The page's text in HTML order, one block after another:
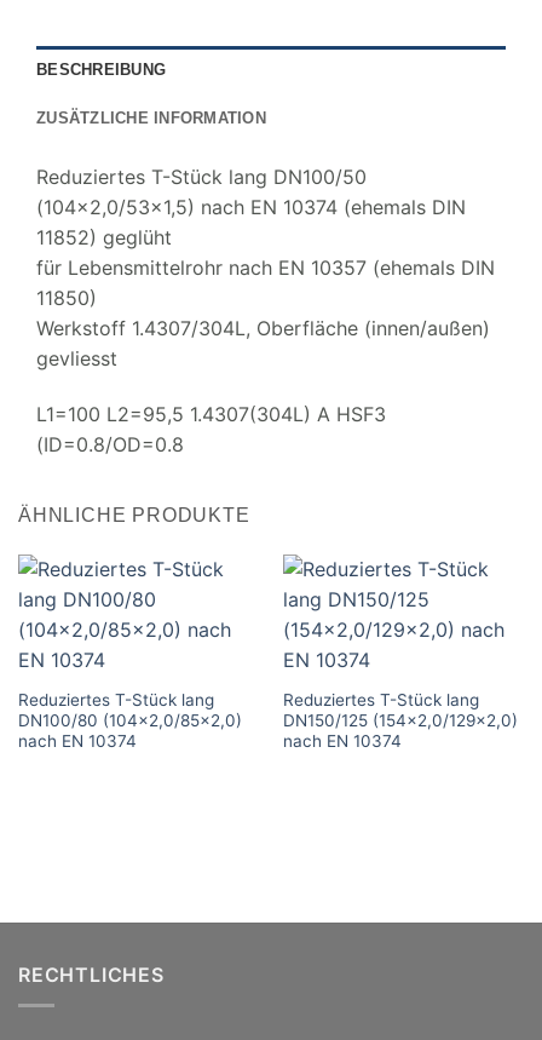
BESCHREIBUNG
ZUSÄTZLICHE INFORMATION
Reduziertes T-Stück lang DN100/50
(104×2,0/53×1,5) nach EN 10374 (ehemals DIN
11852) geglüht
für Lebensmittelrohr nach EN 10357 (ehemals DIN
11850)
Werkstoff 1.4307/304L, Oberfläche (innen/außen)
gevliesst
L1=100 L2=95,5 1.4307(304L) A HSF3
(ID=0.8/OD=0.8
ÄHNLICHE PRODUKTE
Reduziertes T-Stück lang
DN100/80 (104×2,0/85×2,0)
nach EN 10374
Reduziertes T-Stück lang
DN150/125 (154×2,0/129×2,0)
nach EN 10374
RECHTLICHES